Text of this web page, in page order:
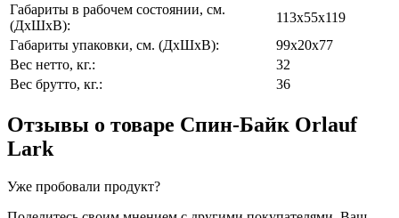
Габариты в рабочем состоянии, см.
(ДхШхВ):
113х55х119
Габариты упаковки, см. (ДхШхВ):
99х20х77
Вес нетто, кг.:
32
Вес брутто, кг.:
36
Отзывы о товаре Спин-Байк Orlauf
Lark
Уже пробовали продукт?